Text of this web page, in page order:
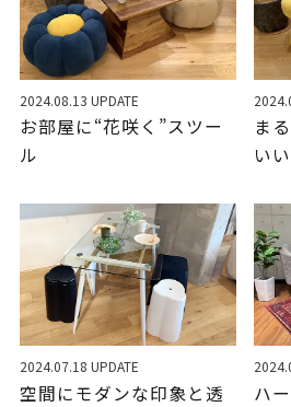
2024.08.13 UPDATE
お部屋に“花咲く”スツー
ル
ま
い
2024.07.18 UPDATE
空間にモダンな印象と透
ハ